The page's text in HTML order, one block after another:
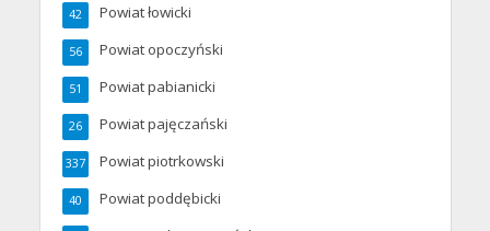
Powiat łowicki
42
Powiat opoczyński
56
Powiat pabianicki
51
Powiat pajęczański
26
Powiat piotrkowski
337
Powiat poddębicki
40